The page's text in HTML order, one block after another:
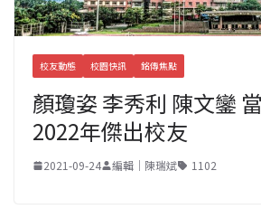
校友動態 校園快訊 銘傳焦點
顏瓊姿 李秀利 陳文鑾
2022年傑出校友
2021-09-24 編輯｜陳瑞斌 1102